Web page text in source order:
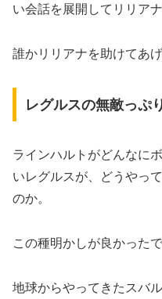
い会話を展開してリリア
誰かリリアナを助けてあ
レグルスの無敵っぷ
ラインハルトがどんなに
いレグルスが、どうやっ
のか。
この種明かしが良かったで
地球からやってきたスバ